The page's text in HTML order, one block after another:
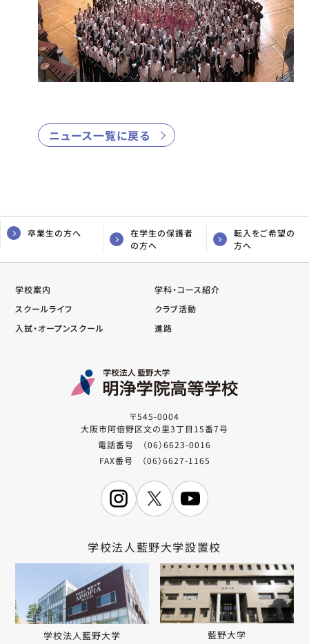
ニュース一覧に戻る
卒業生の方へ
在学生の保護者
の方へ
転入をご希望の
方へ
〒545-0004
大阪市阿倍野区文の里3丁目15番7号
電話番号 （06）6623-0016
FAX番号 （06）6627-1165
学校法人藍野大学設置校
学校法人藍野大学 藍野大学
学校案内
学科・コース紹介
スクールライフ
クラブ活動
入試・オープンスクール
進路